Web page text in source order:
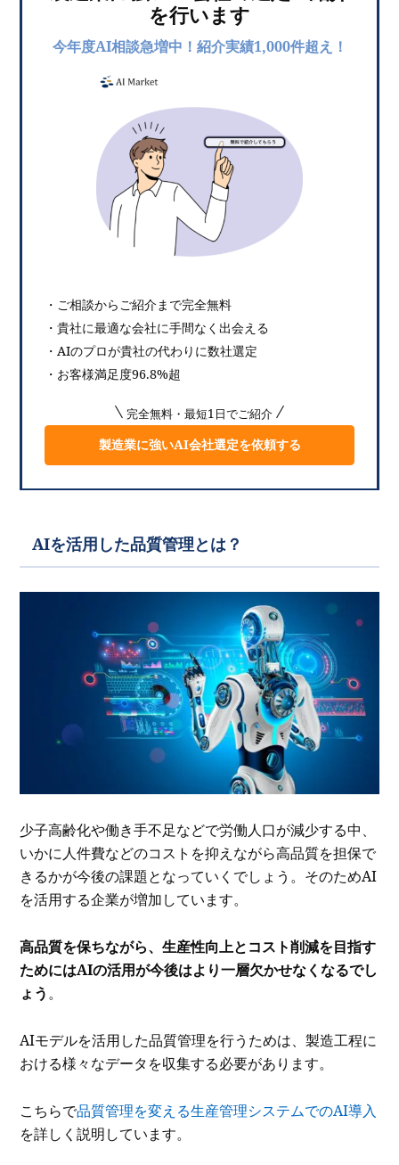
を行います
今年度AI相談急増中！紹介実績1,000件超え！
・ご相談からご紹介まで完全無料
・貴社に最適な会社に手間なく出会える
・AIのプロが貴社の代わりに数社選定
・お客様満足度96.8%超
完全無料・最短1日でご紹介
製造業に強いAI会社選定を依頼する
AIを活用した品質管理とは？
少子高齢化や働き手不足などで労働人口が減少する中、
いかに人件費などのコストを抑えながら高品質を担保で
きるかが今後の課題となっていくでしょう。そのためAI
を活用する企業が増加しています。
高品質を保ちながら、生産性向上とコスト削減を目指す
ためにはAIの活用が今後はより一層欠かせなくなるでし
ょう。
AIモデルを活用した品質管理を行うためは、製造工程に
おける様々なデータを収集する必要があります。
こちらで品質管理を変える生産管理システムでのAI導入
を詳しく説明しています。